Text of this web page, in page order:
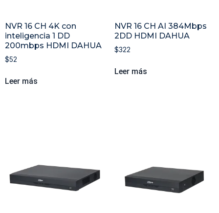
NVR 16 CH 4K con
inteligencia 1 DD
200mbps HDMI DAHUA
$52
Leer más
NVR 16 CH AI 384Mbps
2DD HDMI DAHUA
$322
Leer más